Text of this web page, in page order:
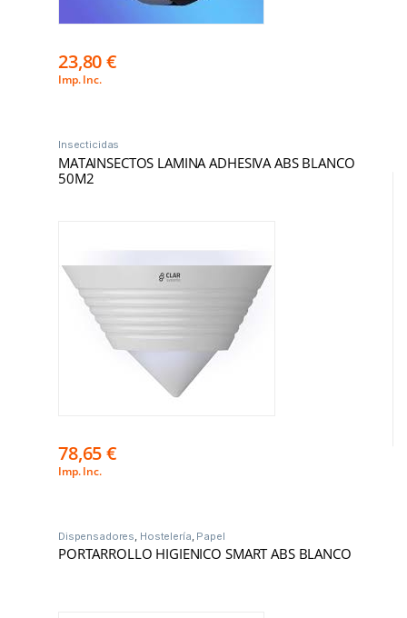
23,80€
Imp. Inc.
Insecticidas
MATAINSECTOS LAMINA ADHESIVA ABS BLANCO
50M2
78,65€
Imp. Inc.
Dispensadores Hostelería Papel
PORTARROLLO HIGIENICO SMART ABS BLANCO